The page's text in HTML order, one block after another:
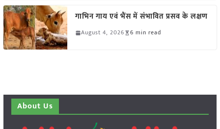
गाभिन गाय एवं भैंस में संभावित प्रसव के लक्षण
August 4, 2026 6 min read
About Us